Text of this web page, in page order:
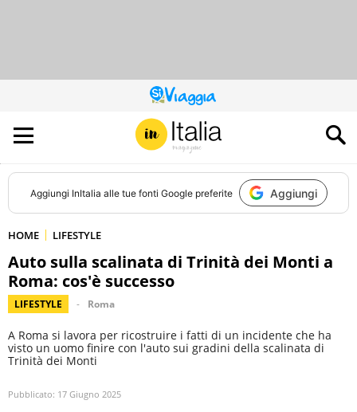
QUESTO
SITO
CONTRIBUISCE
ALL’AUDIENCE
DI
Aggiungi InItalia alle tue fonti Google preferite Aggiungi
HOME LIFESTYLE
Auto sulla scalinata di Trinità dei Monti a
Roma: cos'è successo
LIFESTYLE Roma
A Roma si lavora per ricostruire i fatti di un incidente che ha
visto un uomo finire con l'auto sui gradini della scalinata di
Trinità dei Monti
Pubblicato: 17 Giugno 2025